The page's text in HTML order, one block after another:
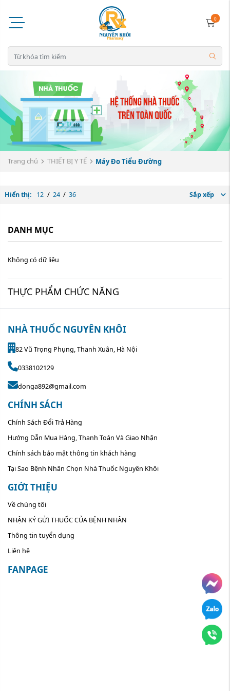
0
Trang chủ THIẾT BỊ Y TẾ Máy Đo Tiểu Đường
Hiển thị: 12 / 24 / 36 Sắp xếp
DANH MỤC
Không có dữ liệu
THỰC PHẨM CHỨC NĂNG
NHÀ THUỐC NGUYÊN KHÔI
82 Vũ Trọng Phụng, Thanh Xuân, Hà Nội
0338102129
donga892@gmail.com
CHÍNH SÁCH
Chính Sách Đổi Trả Hàng
Hướng Dẫn Mua Hàng, Thanh Toán Và Giao Nhận
Chính sách bảo mật thông tin khách hàng
Tại Sao Bệnh Nhân Chọn Nhà Thuốc Nguyên Khôi
GIỚI THIỆU
Về chúng tôi
NHẬN KÝ GỬI THUỐC CỦA BỆNH NHÂN
Thông tin tuyển dụng
Liên hệ
FANPAGE